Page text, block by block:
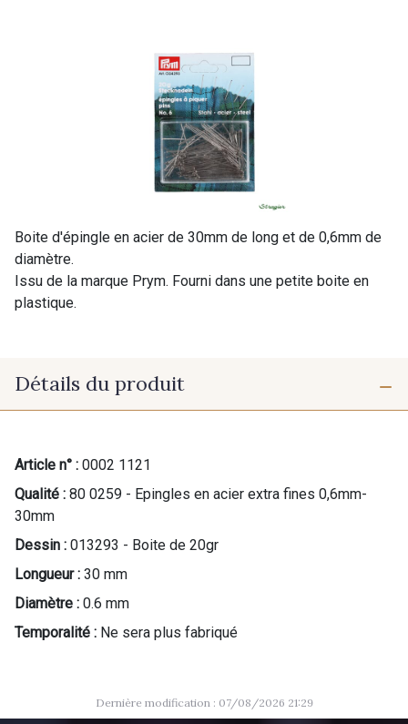
Boite d'épingle en acier de 30mm de long et de 0,6mm de
diamètre.
Issu de la marque Prym. Fourni dans une petite boite en
plastique.
Détails du produit
Article n° : 0002 1121
Qualité :
30mm
Dessin : 013293 - Boite de 20gr
Longueur : 30 mm
Diamètre : 0.6 mm
Temporalité : Ne sera plus fabriqué
Dernière modification : 07/08/2026 21:29